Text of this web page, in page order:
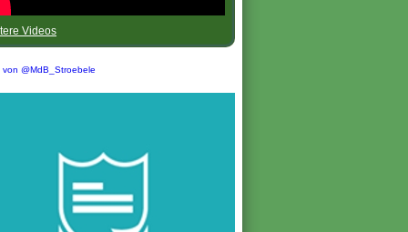
Videos
von @MdB_Stroebele